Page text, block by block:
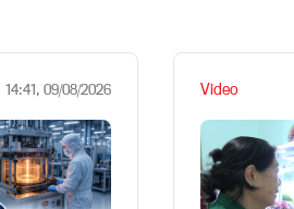
14:41, 09/08/2026 Video